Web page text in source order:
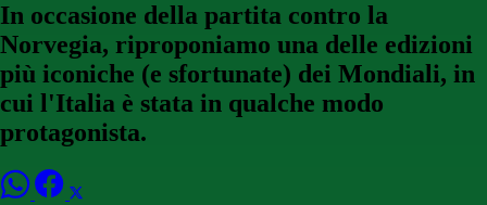
In occasione della partita contro la
Norvegia, riproponiamo una delle edizioni
più iconiche (e sfortunate) dei Mondiali, in
cui l'Italia è stata in qualche modo
protagonista.